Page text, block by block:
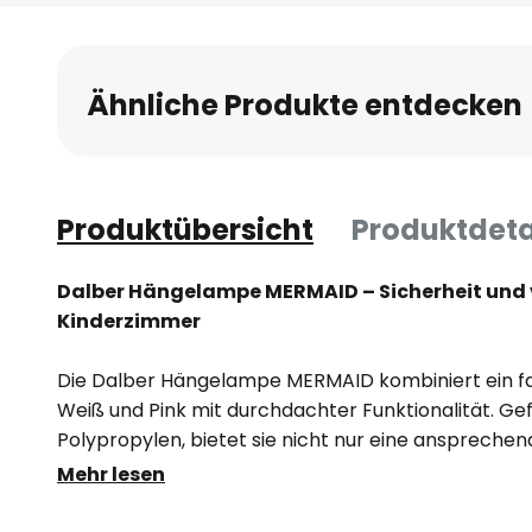
Bildgalerie
springen
Ähnliche Produkte entdecken
Produktübersicht
Dalber Hängelampe MERMAID – Sicherheit
Kinderzimmer
Die Dalber Hängelampe MERMAID kombiniert ein
Weiß und Pink mit durchdachter Funktionalität.
Polypropylen, bietet sie nicht nur eine
hohes Maß an Sicherheit. Die Leuchte wurde
Mehr lesen